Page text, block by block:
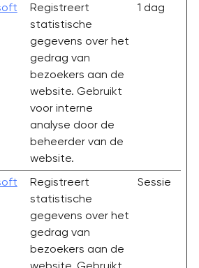
Registreert
statistische
gegevens over het
gedrag van
bezoekers aan de
website. Gebruikt
voor interne
analyse door de
beheerder van de
website.
1 dag
Registreert
statistische
gegevens over het
gedrag van
bezoekers aan de
Sessie